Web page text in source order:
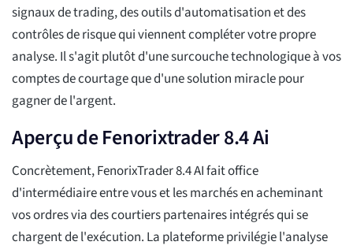
signaux de trading, des outils d'automatisation et des
contrôles de risque qui viennent compléter votre propre
analyse. Il s'agit plutôt d'une surcouche technologique à vos
comptes de courtage que d'une solution miracle pour
gagner de l'argent.
Aperçu de Fenorixtrader 8.4 Ai
Concrètement, FenorixTrader 8.4 AI fait office
d'intermédiaire entre vous et les marchés en acheminant
vos ordres via des courtiers partenaires intégrés qui se
chargent de l'exécution. La plateforme privilégie l'analyse